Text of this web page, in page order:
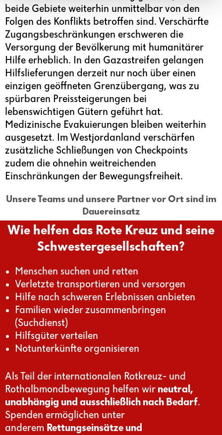
beide Gebiete weiterhin unmittelbar von den
Folgen des Konflikts betroffen sind. Verschärfte
Zugangsbeschränkungen erschweren die
Versorgung der Bevölkerung mit humanitärer
Hilfe erheblich. In den Gazastreifen gelangen
Hilfslieferungen derzeit nur noch über einen
einzigen geöffneten Grenzübergang, was zu
spürbaren Preissteigerungen bei
lebenswichtigen Gütern geführt hat.
Medizinische Evakuierungen bleiben weiterhin
ausgesetzt. Im Westjordanland verschärfen
zusätzliche Schließungen von Checkpoints
zudem die ohnehin weitreichenden
Einschränkungen der Bewegungsfreiheit.
Unsere Teams und unsere Partner vor Ort sind im
Dauereinsatz
Wie helfen das Rote Kreuz und seine
Schwestergesellschaften?
Menschen suchen und retten
Verletzte transportieren und versorgen
Hilfe nach schweren Erlebnissen anbieten
Familien wieder zusammenbringen
(Suchdienst)
Hilfsgüter verteilen
Notunterkünfte organisieren
Als Teil der internationalen Rotkreuz- und
Rothalbmondbewegung helfen wir neutral,
unabhängig und ausschließlich nach Bedarf.
Spenden ermöglichen unter
anderem Rettungseinsätze und